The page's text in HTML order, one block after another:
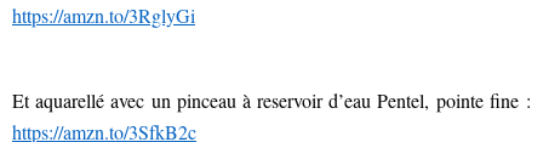
https://amzn.to/3RglyGi
Et aquarellé avec un pinceau à reservoir d’eau Pentel, pointe fine :
https://amzn.to/3SfkB2c